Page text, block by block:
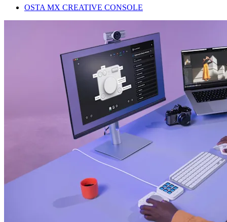
OSTA MX CREATIVE CONSOLE